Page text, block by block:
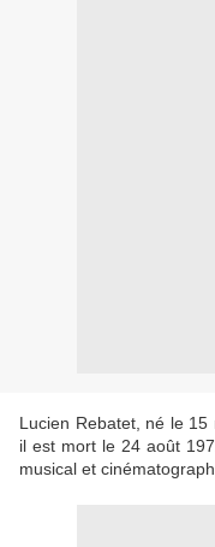
Lucien Rebatet, né le
il est mort le 24 août
musical et